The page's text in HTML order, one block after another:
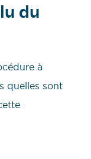
du
à
quelles sont